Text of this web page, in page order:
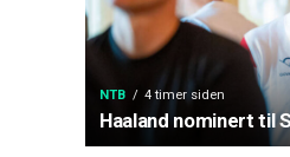
NTB 4 timer siden
Haaland nominert til